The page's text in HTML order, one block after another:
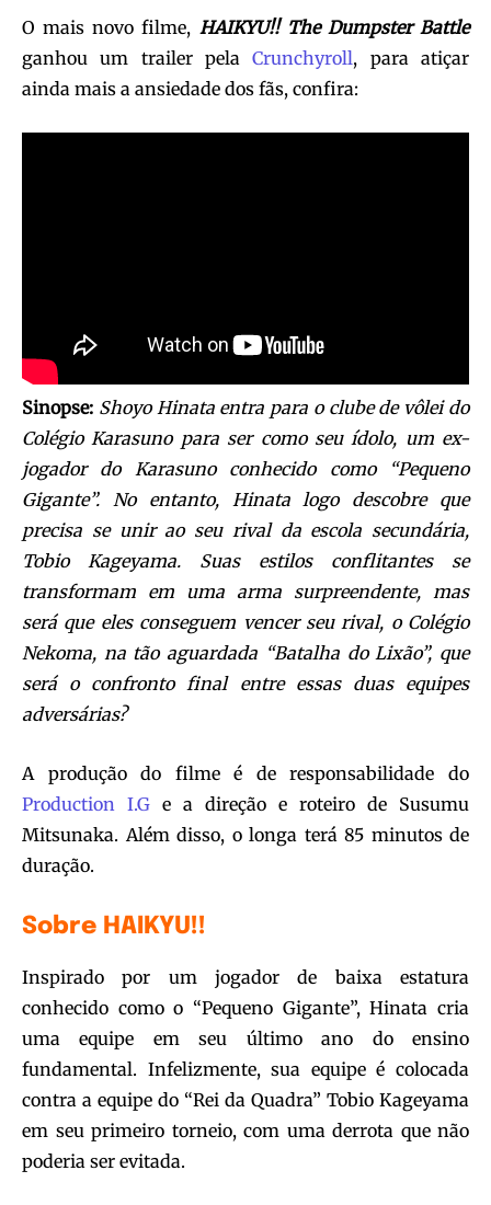
O mais novo filme, HAIKYU!! The Dumpster Battle
ganhou um trailer pelaCrunchyroll, para atiçar
ainda mais a ansiedade dos fãs, confira:
Sinopse: Shoyo Hinata entra para o clube de vôlei do
Colégio Karasuno para ser como seu ídolo, um ex-
jogador do Karasuno conhecido como “Pequeno
Gigante”. No entanto, Hinata logo descobre que
precisa se unir ao seu rival da escola secundária,
Tobio Kageyama. Suas estilos conflitantes se
transformam em uma arma surpreendente, mas
será que eles conseguem vencer seu rival, o Colégio
Nekoma, na tão aguardada “Batalha do Lixão”, que
será o confronto final entre essas duas equipes
adversárias?
A produção do filme é de responsabilidade do
Production I.G e a direção e roteiro de Susumu
Mitsunaka. Além disso, o longa terá 85 minutos de
duração.
Sobre HAIKYU!!
Inspirado por um jogador de baixa estatura
conhecido como o “Pequeno Gigante”, Hinata cria
uma equipe em seu último ano do ensino
fundamental. Infelizmente, sua equipe é colocada
contra a equipe do “Rei da Quadra” Tobio Kageyama
em seu primeiro torneio, com uma derrota que não
poderia ser evitada.